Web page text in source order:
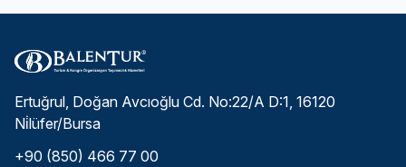
Ertuğrul, Doğan Avcıoğlu Cd. No:22/A D:1, 16120
Ni̇lüfer/Bursa
+90 (850) 466 77 00